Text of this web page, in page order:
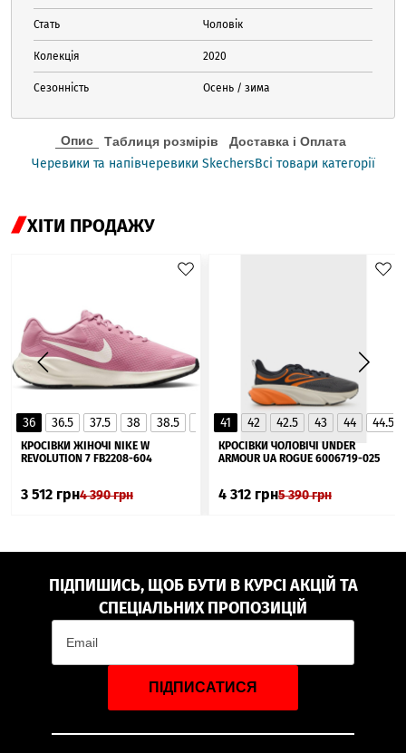
Стать Чоловік
Колекція 2020
Сезонність Осень / зима
Опис Таблиця розмірів Доставка і Оплата
Черевики та напівчеревики SkechersВсі товари категорії
ХІТИ ПРОДАЖУ
36 36.5 37.5 38 38.5 40 40.5
41
▲
КРОСІВКИ ЖІНОЧІ NIKE W
REVOLUTION 7 FB2208-604
3 512 грн4 390грн
41 42 42.5 43 44 44.5
КРОСІВКИ ЧОЛОВІЧІ UNDER
ARMOUR UA ROGUE 6006719-025
4 312 грн5 390грн
ПІДПИШИСЬ, ЩОБ БУТИ В КУРСІ АКЦІЙ ТА
СПЕЦІАЛЬНИХ ПРОПОЗИЦІЙ
ПІДПИСАТИСЯ